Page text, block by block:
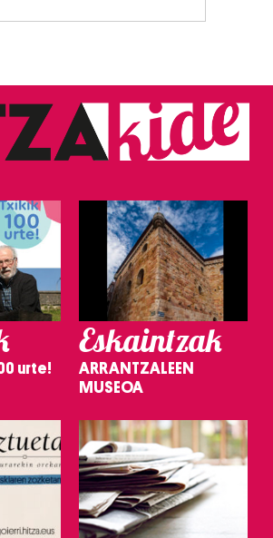
urte!
Eskaintzak
ARRANTZALEEN
MUSEOA